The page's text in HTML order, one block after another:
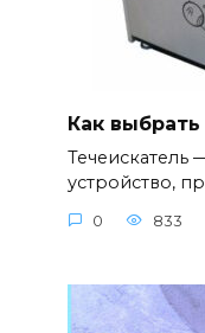
Как
Течеискатель
устройство,
0 833